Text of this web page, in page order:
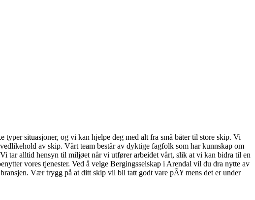
situasjoner, og vi kan hjelpe deg med alt fra små båter til store skip. Vi
av skip. Vårt team består av dyktige fagfolk som har kunnskap om
tar alltid hensyn til miljøet når vi utfører arbeidet vårt, slik at vi kan bidra til en
vores tjenester. Ved å velge Bergingsselskap i Arendal vil du dra nytte av
Vær trygg på at ditt skip vil bli tatt godt vare pÃ¥ mens det er under